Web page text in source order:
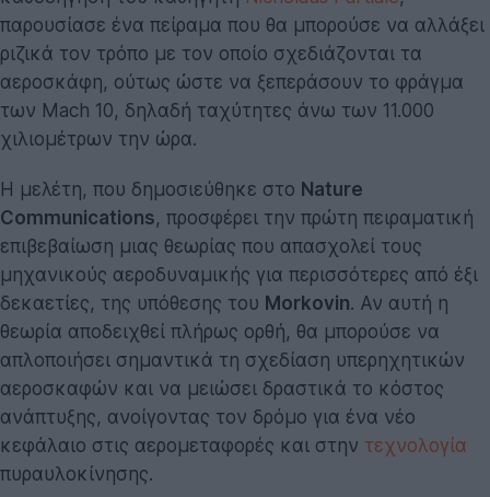
παρουσίασε ένα πείραμα που θα μπορούσε να αλλάξει
ριζικά τον τρόπο με τον οποίο σχεδιάζονται τα
αεροσκάφη, ούτως ώστε να ξεπεράσουν το φράγμα
των Mach 10, δηλαδή ταχύτητες άνω των 11.000
χιλιομέτρων την ώρα.
Η μελέτη, που δημοσιεύθηκε στο Nature
Communications, προσφέρει την πρώτη πειραματική
επιβεβαίωση μιας θεωρίας που απασχολεί τους
μηχανικούς αεροδυναμικής για περισσότερες από έξι
δεκαετίες, της υπόθεσης του Morkovin. Αν αυτή η
θεωρία αποδειχθεί πλήρως ορθή, θα μπορούσε να
απλοποιήσει σημαντικά τη σχεδίαση υπερηχητικών
αεροσκαφών και να μειώσει δραστικά το κόστος
ανάπτυξης, ανοίγοντας τον δρόμο για ένα νέο
κεφάλαιο στις αερομεταφορές και στην τεχνολογία
πυραυλοκίνησης.